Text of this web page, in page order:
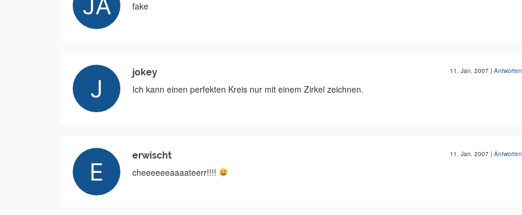
fake
jokey 11. Jan. 2007 | Antworten
Ich kann einen perfekten Kreis nur mit einem Zirkel zeichnen.
erwischt 11. Jan. 2007 | Antworten
cheeeeeeaaaateerr!!!!